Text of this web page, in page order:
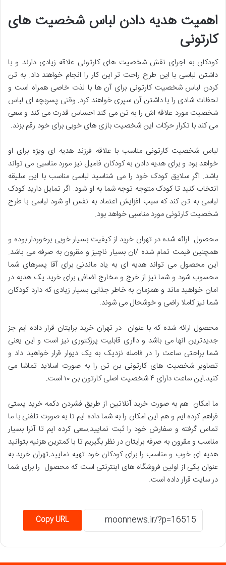
اهمیت هدیه دادن لباس شخصیت های
کارتونی
کودکان به اجرای نقش شخصیت های کارتونی علاقه زیادی دارند و با
داشتن لباسی با این طرح راحت تر این کار را انجام خواهند داد. به تن
کردن لباس شخصیت کارتونی برای آن ها با لذت خاصی همراه است و
لحظات شادی را با داشتن آن سپری خواهند کرد. وقتی پسربچه ای لباس
شخصیت مورد علاقه اش را به تن می کند احساس قدرت می کند و سعی
می کند با تکرار حرکات این شخصیت بازی های خوبی برای خود رقم بزند.
لباس شخصیت کارتونی مناسب با علاقه فرزند هدیه ای ویژه برای او
خواهد بود و برای هدیه دادن به کودکان فامیل نیز مورد مناسبی می تواند
باشد. اگر سلایق کودک خود را می شناسید لباسی مناسب با این سلیقه
انتخاب کنید تا کودک متوجه توجه شما به او شود. اگر تمایل دارید کودک
لباسی به تن کند که سبب افزایش اعتماد به نفس او شود لباسی با طرح
شخصیت کارتونی مورد مناسبی خواهد بود.
محصول ارائه شده در تهران خرید از کیفیت بسیار خوبی برخوردار بوده و
همچنین قیمت تمام شده /ان بسیار ناچیز و مقرون به صرفه می باشد.
این محصول می تواند هدیه ای به یاد ماندنی برای آقا پسرهای شما
محسوب شود و شما نیز از خرج و مخارج اضافی برای خرید یک هدیه در
امان خواهید ماند و همزمان به خاطر جذابی بسیار زیادی که دارد کودکان
شما نیز کاملا راضی و خوشحال می شوند.
محصول ارائه شده که با عنوان در تهران خرید برایتان قرار داده ایم جز
جدیدترین انها می باشد و دااری قابلیت پرزکتوری نیز است و این یعنی
شما براحتی ساعت را در فاصله نزدیک به یک دیوار قرار خواهید داد و
تصاویر شخصیت های کارتونی بن تن را به صورت اسلاید تماشا می
کنید.این ساعت دارای ۴ شخصیت اصلی کارتون بن ۱۰ است.
ما امکان هم به صورت خرید آنلاتین از طریق فشردن دکمه خرید پستی
فراهم کرده ایم و هم این امکان را به شما داده ایم تا به صورت تلفنی با ما
تماس گرفته و سفارش خود را ثبت نمایید.سعی کرده ایم تا آنرا بسیار
مناسب و مقرون به صرفه برایتان در نظر بگیریم تا با کمترین هزنیه بتوانید
هدیه ای خوب و مناسب را برای کودکان خود تهیه نمایید.تهران خرید به
عنوان یکی از اولین فروشگاه های اینترنتی است که محصول را برای شما
در سایت قرار داده است.
Copy URL